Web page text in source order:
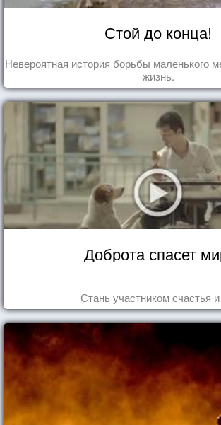
Стой до конца!
Невероятная история борьбы маленького
жизнь.
Доброта спасет
Стань участником счастья